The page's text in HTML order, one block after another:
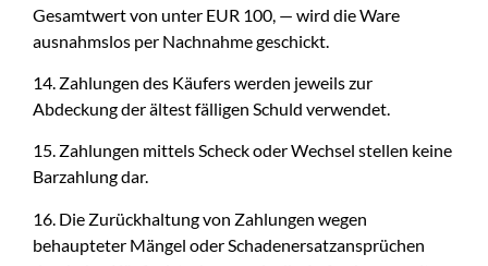
Gesamtwert von unter EUR 100, — wird die Ware
ausnahmslos per Nachnahme geschickt.
14. Zahlungen des Käufers werden jeweils zur
Abdeckung der ältest fälligen Schuld verwendet.
15. Zahlungen mittels Scheck oder Wechsel stellen keine
Barzahlung dar.
16. Die Zurückhaltung von Zahlungen wegen
behaupteter Mängel oder Schadenersatzansprüchen